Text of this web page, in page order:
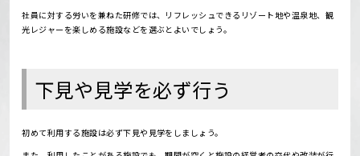
社員に対する労いを兼ねた研修では、リフレッシュできるリゾート地や温泉地、観
光レジャーを楽しめる施設などを選ぶとよいでしょう。
下見や見学を必ず行う
初めて利用する施設は必ず下見や見学をしましょう。